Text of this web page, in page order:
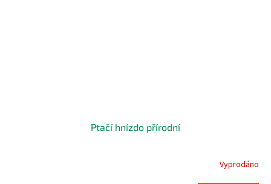
Ptačí hnízdo přírodní
Vyprodáno